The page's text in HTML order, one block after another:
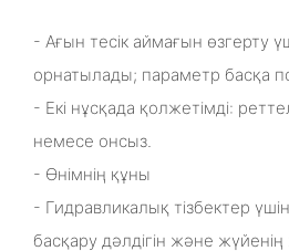
- Ағын тесік аймағын өзгерту
орнатылады; параметр басқа
- Екі нұсқада қолжетімді:
немесе онсыз.
- Өнімнің құны
- Гидравликалық тізбектер
басқару дәлдігін және